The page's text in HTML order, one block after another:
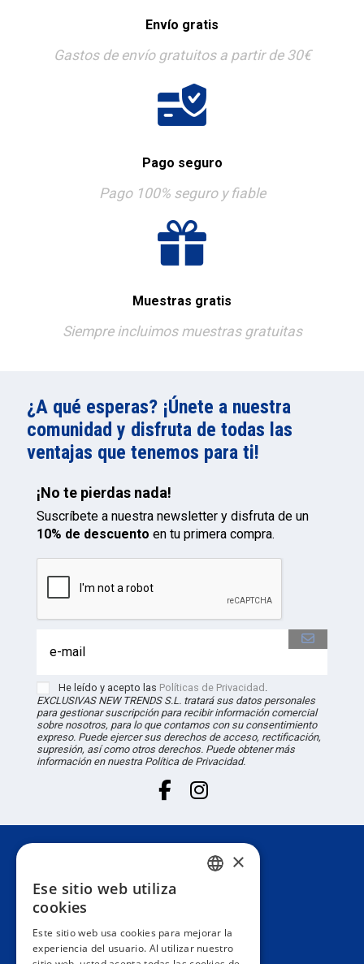
Envío gratis
Gastos de envío gratuitos a partir de 30€
Pago seguro
Pago 100% seguro y fiable
Muestras gratis
Siempre incluimos muestras gratuitas
¿A qué esperas? ¡Únete a nuestra
comunidad y disfruta de todas las
ventajas que tenemos para ti!
¡No te pierdas nada!
Suscríbete a nuestra newsletter y disfruta de un
10% de descuento en tu primera compra.
He leído y acepto las Políticas de Privacidad
EXCLUSIVAS NEW TRENDS S.L. tratará sus datos personales
para gestionar suscripción para recibir información comercial
sobre nosotros, para lo que contamos con su consentimiento
expreso. Puede ejercer sus derechos de acceso, rectificación,
supresión, así como otros derechos. Puede obtener más
información en nuestra Política de Privacidad.
Información
ENGLISH
×
Ese sitio web utiliza
cookies
Este sitio web usa cookies para mejorar la
experiencia del usuario. Al utilizar nuestro